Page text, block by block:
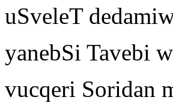
uSveleT
yanebSi Tavebi
vucqeri Soridan